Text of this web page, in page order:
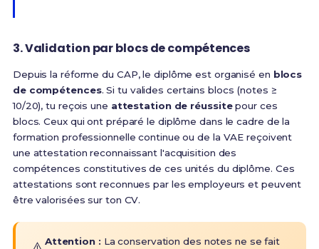
3. Validation par blocs de compétences
Depuis la réforme du CAP, le diplôme est organisé en blocs
de compétences. Si tu valides certains blocs (notes ≥
10/20), tu reçois une attestation de réussitepour ces
blocs.Ceux qui ont préparé le diplôme dans le cadre de la
formation professionnelle continue ou de la VAE reçoivent
une attestation reconnaissant l'acquisition des
compétences constitutives de ces unités du diplôme. Ces
attestations sont reconnues par les employeurs et peuvent
être valorisées sur ton CV.
Attention : La conservation des notes ne se fait